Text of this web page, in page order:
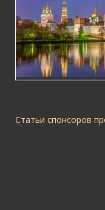
Статьи спонсоров